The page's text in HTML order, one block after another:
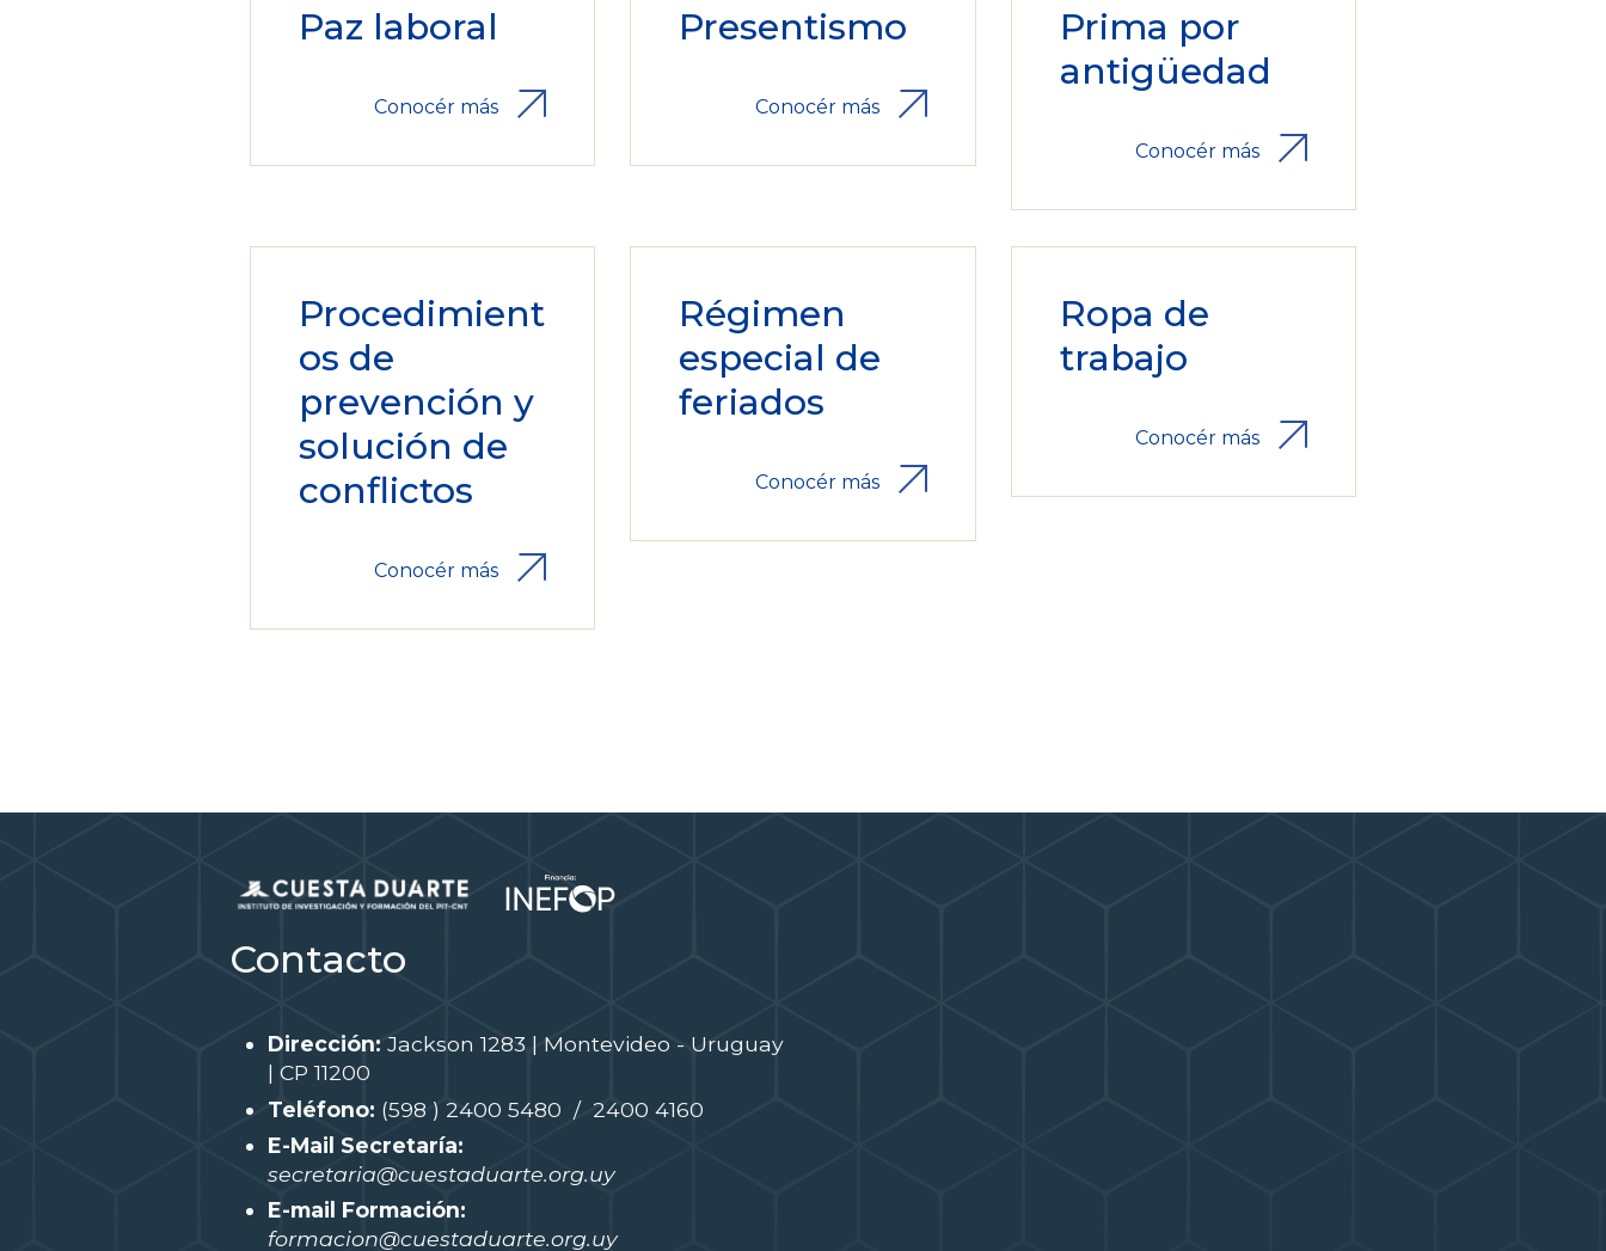
Paz laboral
Conocér más
Presentismo
Conocér más
Prima por
antigüedad
Conocér más
Procedimient
os de
prevención y
solución de
conflictos
Conocér más
Régimen
especial de
feriados
Conocér más
Ropa de
trabajo
Conocér más
Contacto
Dirección: Jackson 1283 | Montevideo - Uruguay
| CP 11200
Teléfono: (598 ) 2400 5480 / 2400 4160
E-Mail Secretaría:
secretaria@cuestaduarte.org.uy
E-mail Formación:
formacion@cuestaduarte.org.uy